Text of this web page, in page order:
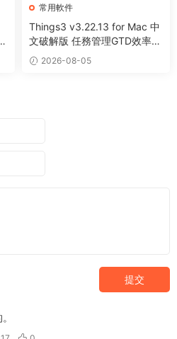
常用軟件
Things3 v3.22.13 for Mac 中
文破解版 任務管理GTD效率工
具 2026-08-05
提交